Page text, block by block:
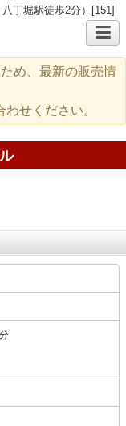
丁堀駅徒歩2分）[151]
め、最新の販売情
せください。